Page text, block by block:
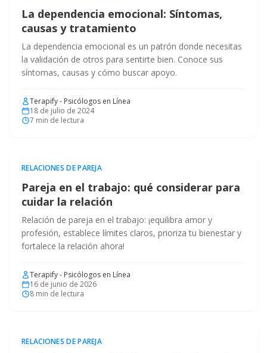
La dependencia emocional: Síntomas,
causas y tratamiento
La dependencia emocional es un patrón donde necesitas
la validación de otros para sentirte bien. Conoce sus
síntomas, causas y cómo buscar apoyo.
Terapify - Psicólogos en Línea
18 de julio de 2024
7 min de lectura
RELACIONES DE PAREJA
Pareja en el trabajo: qué considerar para
cuidar la relación
Relación de pareja en el trabajo: ¡equilibra amor y
profesión, establece límites claros, prioriza tu bienestar y
fortalece la relación ahora!
Terapify - Psicólogos en Línea
16 de junio de 2026
8 min de lectura
RELACIONES DE PAREJA